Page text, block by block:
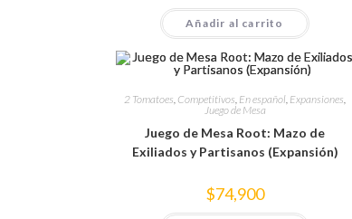
Añadir al carrito
2 Tomatoes Competitivos En español Expansiones
Juego de Mesa
Juego de Mesa Root: Mazo de
Exiliados y Partisanos (Expansión)
$74,900